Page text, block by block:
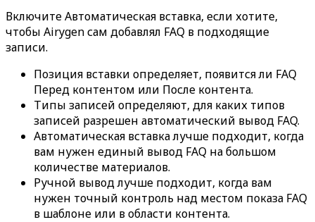
ВключитеАвтоматическая вставка, если хотите,
чтобы Airygen сам добавлял FAQ в подходящие
записи.
Позиция вставки определяет, появится ли FAQ
Перед контентом или После контента.
Типы записей определяют, для каких типов
записей разрешен автоматический вывод FAQ.
Автоматическая вставка лучше подходит, когда
вам нужен единый вывод FAQ на большом
количестве материалов.
Ручной вывод лучше подходит, когда вам
нужен точный контроль над местом показа FAQ
в шаблоне или в области контента.